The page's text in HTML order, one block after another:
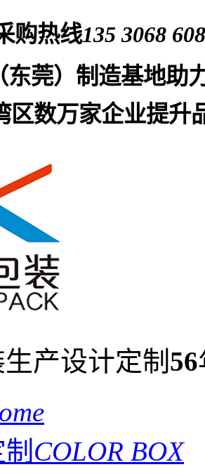
购热线135 3068
东莞）制造基地助
区数万家企业提升
产设计定制 56
COLOR BOX